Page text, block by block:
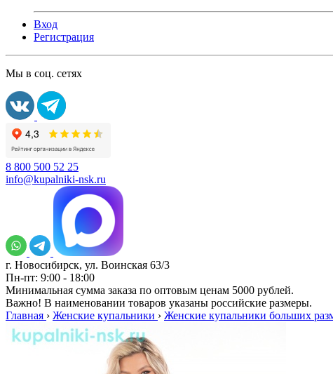
Вход
Регистрация
Мы в соц. сетях
8 800 500 52 25
info@kupalniki-nsk.ru
г. Новосибирск, ул. Воинская 63/3
Пн-пт: 9:00 - 18:00
Минимальная сумма заказа по оптовым ценам 5000 рублей.
Важно! В наименовании товаров указаны российские размеры.
Главная › Женские купальники › Женские купальники больших